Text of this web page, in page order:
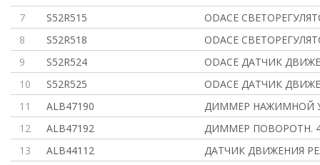
7
S52R515
ODACE
8
S52R518
ODACE
9
S52R524
ODACE ДАТЧИК
10
S52R525
ODACE ДАТЧИК
11
ALB47190
ДИММЕР НАЖИМНОЙ
12
ALB47192
ДИММЕР ПОВОРОТН.
13
ALB44112
ДАТЧИК ДВИЖЕНИЯ